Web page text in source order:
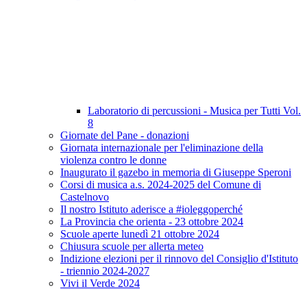
Laboratorio di percussioni - Musica per Tutti Vol.
8
Giornate del Pane - donazioni
Giornata internazionale per l'eliminazione della
violenza contro le donne
Inaugurato il gazebo in memoria di Giuseppe Speroni
Corsi di musica a.s. 2024-2025 del Comune di
Castelnovo
Il nostro Istituto aderisce a #ioleggoperché
La Provincia che orienta - 23 ottobre 2024
Scuole aperte lunedì 21 ottobre 2024
Chiusura scuole per allerta meteo
Indizione elezioni per il rinnovo del Consiglio d'Istituto
- triennio 2024-2027
Vivi il Verde 2024